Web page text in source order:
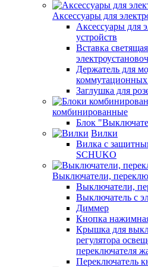
Аксессуары для
Аксессуары для
устройств
Вставка
Держатель для
коммутационных
Заглушка для
комбинированные
Блок
Вилки
Вилка с
SCHUKO
Выключатели,
Выключатели,
Выключатель с
Диммер
Кнопка
Крышка для
регулятора
переключателя
Переключатель